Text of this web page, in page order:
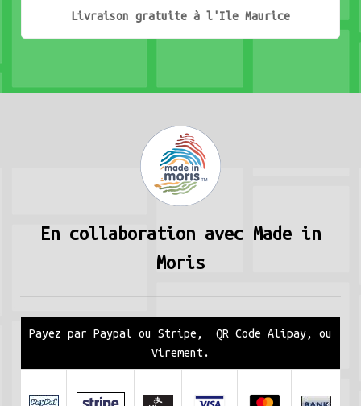
Livraison gratuite à l'Ile Maurice
En collaboration avec Made in
Moris
Payez par Paypal ou Stripe, QR Code Alipay, ou
Virement.